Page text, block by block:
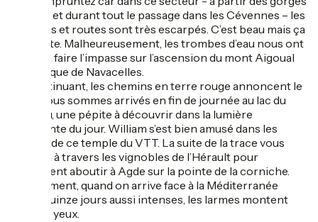
du Tarn et durant tout le passage dans les Cévennes – les
chemins et routes sont très escarpés. C’est beau mais ça
se mérite. Malheureusement, les trombes d’eau nous ont
obligé à faire l’impasse sur l’ascension du mont Aigoual
et le cirque de Navacelles.
En continuant, les chemins en terre rouge annoncent le
sud ! Nous sommes arrivés en fin de journée au lac du
Salagou, une pépite à découvrir dans la lumière
déclinante du jour. William s’est bien amusé dans les
bosses de ce temple du VTT. La suite de la trace vous
mènera à travers les vignobles de l’Hérault pour
finalement aboutir à Agde sur la pointe de la corniche.
Evidemment, quand on arrive face à la Méditerranée
après quinze jours aussi intenses, les larmes montent
vite aux yeux.